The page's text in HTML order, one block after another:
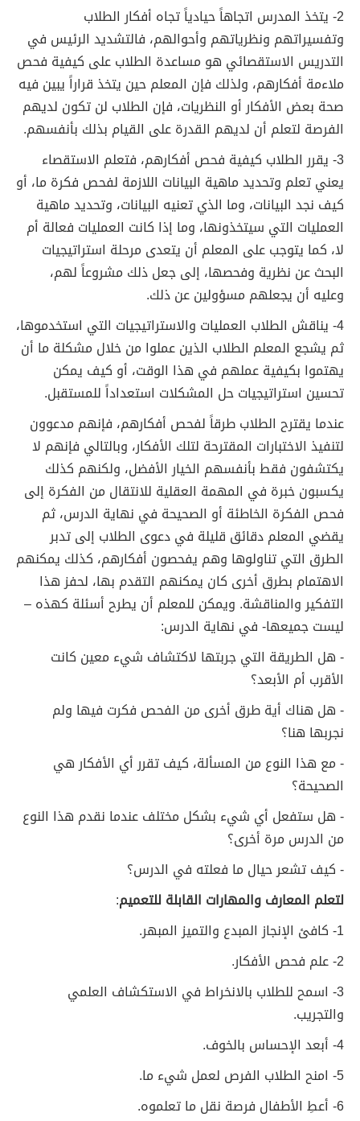
2- يتخذ المدرس اتجاهاً حيادياً تجاه أفكار الطلاب
وتفسيراتهم ونظرياتهم وأحوالهم، فالتشديد الرئيس في
التدريس الاستقصائي هو مساعدة الطلاب على كيفية فحص
ملاءمة أفكارهم، ولذلك فإن المعلم حين يتخذ قراراً يبين فيه
صحة بعض الأفكار أو النظريات، فإن الطلاب لن تكون لديهم
الفرصة لتعلم أن لديهم القدرة على القيام بذلك بأنفسهم.
3- يقرر الطلاب كيفية فحص أفكارهم، فتعلم الاستقصاء
يعني تعلم وتحديد ماهية البيانات اللازمة لفحص فكرة ما، أو
كيف نجد البيانات، وما الذي تعنيه البيانات، وتحديد ماهية
العمليات التي سيتخذونها، وما إذا كانت العمليات فعالة أم
لا، كما يتوجب على المعلم أن يتعدى مرحلة استراتيجيات
البحث عن نظرية وفحصها، إلى جعل ذلك مشروعاً لهم،
وعليه أن يجعلهم مسؤولين عن ذلك.
4- يناقش الطلاب العمليات والاستراتيجيات التي استخدموها،
ثم يشجع المعلم الطلاب الذين عملوا من خلال مشكلة ما أن
يهتموا بكيفية عملهم في هذا الوقت، أو كيف يمكن
تحسين استراتيجيات حل المشكلات استعداداً للمستقبل.
عندما يقترح الطلاب طرقاً لفحص أفكارهم، فإنهم مدعوون
لتنفيذ الاختبارات المقترحة لتلك الأفكار، وبالتالي فإنهم لا
يكتشفون فقط بأنفسهم الخيار الأفضل، ولكنهم كذلك
يكسبون خبرة في المهمة العقلية للانتقال من الفكرة إلى
فحص الفكرة الخاطئة أو الصحيحة في نهاية الدرس، ثم
يقضي المعلم دقائق قليلة في دعوى الطلاب إلى تدبر
الطرق التي تناولوها وهم يفحصون أفكارهم، كذلك يمكنهم
الاهتمام بطرق أخرى كان يمكنهم التقدم بها، لحفز هذا
التفكير والمناقشة. ويمكن للمعلم أن يطرح أسئلة كهذه –
ليست جميعها- في نهاية الدرس:
- هل الطريقة التي جربتها لاكتشاف شيء معين كانت
الأقرب أم الأبعد؟
- هل هناك أية طرق أخرى من الفحص فكرت فيها ولم
نجربها هنا؟
- مع هذا النوع من المسألة، كيف تقرر أي الأفكار هي
الصحيحة؟
- هل ستفعل أي شيء بشكل مختلف عندما نقدم هذا النوع
من الدرس مرة أخرى؟
- كيف تشعر حيال ما فعلته في الدرس؟
لتعلم المعارف والمهارات القابلة للتعميم:
1- كافئ الإنجاز المبدع والتميز المبهر.
2- علم فحص الأفكار.
3- اسمح للطلاب بالانخراط في الاستكشاف العلمي
والتجريب.
4- أبعد الإحساس بالخوف.
5- امنح الطلاب الفرص لعمل شيء ما.
6- أعطِ الأطفال فرصة نقل ما تعلموه.